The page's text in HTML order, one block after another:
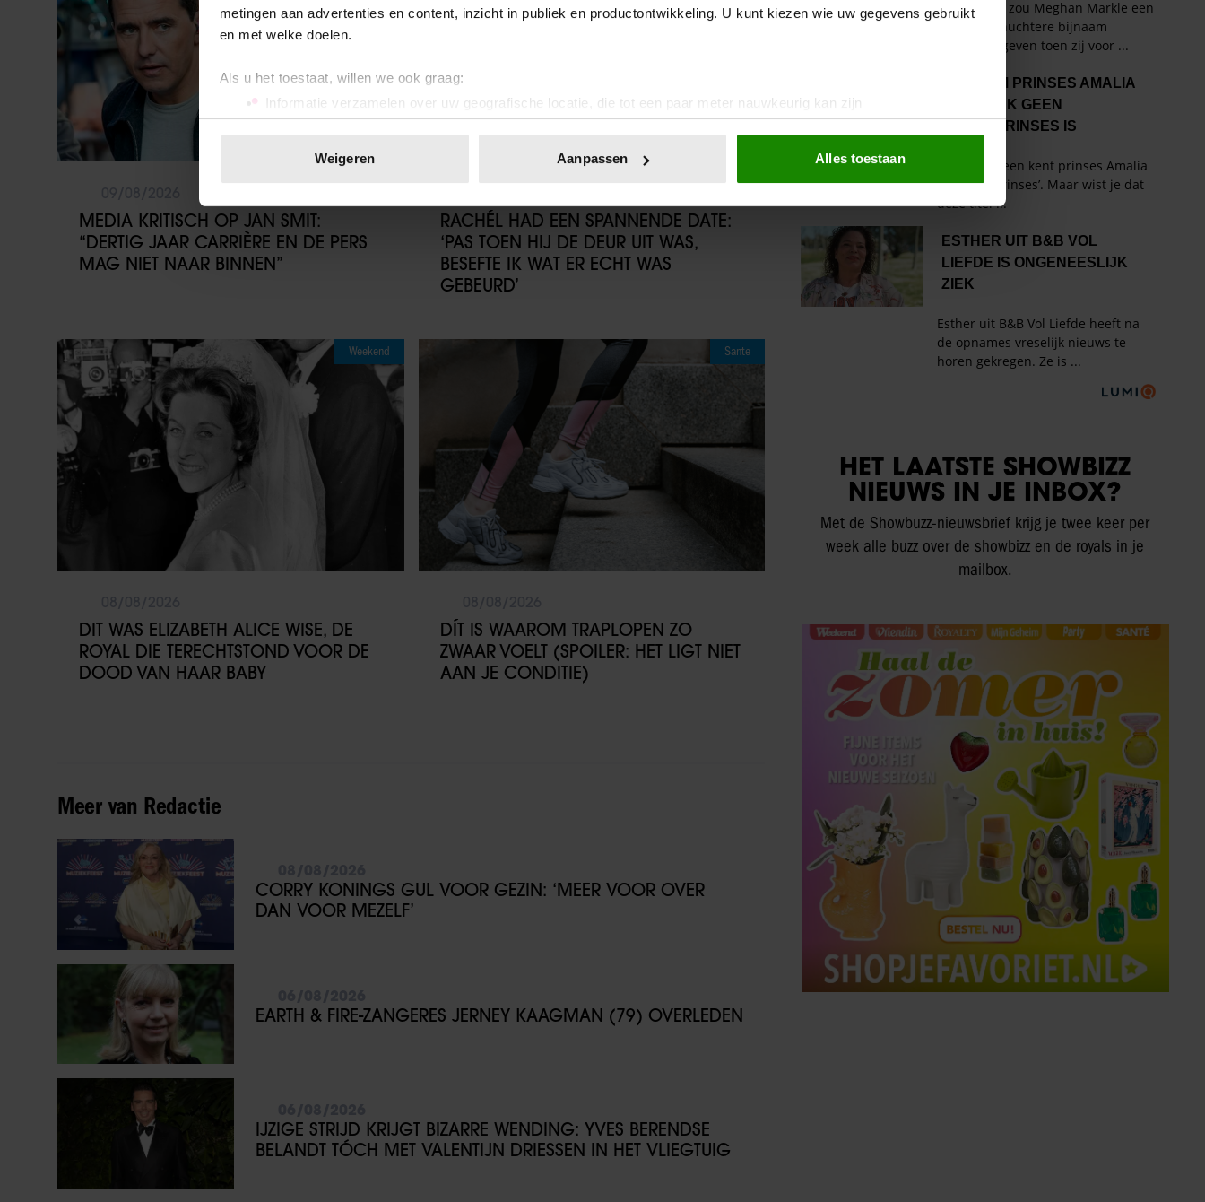
metingen aan advertenties en content, inzicht in publiek en productontwikkeling. U kunt kiezen wie uw gegevens gebruikt
en met welke doelen.
Als u het toestaat, willen we ook graag:
Informatie verzamelen over uw geografische locatie, die tot een paar meter nauwkeurig kan zijn
Uw apparaat identificeren door het actief te scannen op specifieke eigenschappen (fingerprinting)
toestemming op elk moment wijzigen of intrekken in de Cookieverklaring.
We gebruiken cookies om content en advertenties te personaliseren, om functies voor social media te bieden en om ons
websiteverkeer te analyseren. Ook delen we informatie over uw gebruik van onze site met onze partners voor social
media, adverteren en analyse. Deze partners kunnen deze gegevens combineren met andere informatie die u aan ze heeft
verstrekt of die ze hebben verzameld op basis van uw gebruik van hun services. U gaat akkoord met onze cookies als u
Weigeren Aanpassen Alles toestaan
MEDIA KRITISCH OP JAN SMIT:
“DERTIG JAAR CARRIÈRE EN DE PERS
MAG NIET NAAR BINNEN”
RACHÉL HAD EEN SPANNENDE DATE:
‘PAS TOEN HIJ DE DEUR UIT WAS,
BESEFTE IK WAT ER ECHT WAS
GEBEURD’
Weekend
DIT WAS ELIZABETH ALICE WISE, DE
ROYAL DIE TERECHTSTOND VOOR DE
DOOD VAN HAAR BABY
Sante
DÍT IS WAAROM TRAPLOPEN ZO
ZWAAR VOELT (SPOILER: HET LIGT NIET
AAN JE CONDITIE)
Meer van Redactie
CORRY KONINGS GUL VOOR GEZIN: ‘MEER VOOR OVER
DAN VOOR MEZELF’
EARTH & FIRE-ZANGERES JERNEY KAAGMAN (79) OVERLEDEN
IJZIGE STRIJD KRIJGT BIZARRE WENDING: YVES BERENDSE
BELANDT TÓCH MET VALENTIJN DRIESSEN IN HET VLIEGTUIG
HET LAATSTE SHOWBIZZ
NIEUWS IN JE INBOX?
Met de Showbuzz-nieuwsbrief krijg je twee keer per
week alle buzz over de showbizz en de royals in je
mailbox.